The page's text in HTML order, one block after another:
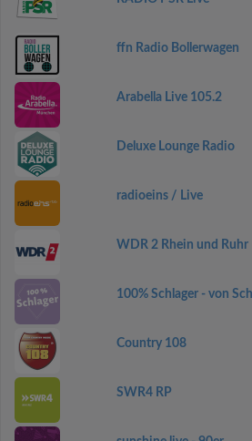
ffn Radio Bollerwagen
Arabella Live 105.2
Deluxe Lounge Radio
radioeins / Live
WDR 2 Rhein und Ruhr
100% Schlager - von
Country 108
SWR4 RP